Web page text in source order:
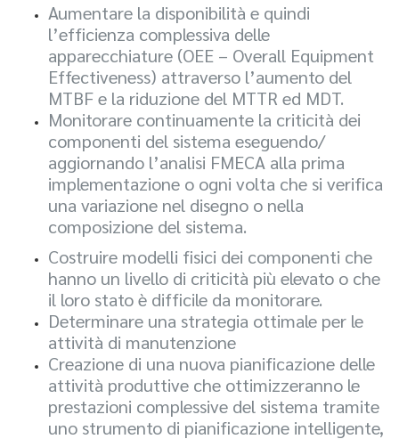
Aumentare la disponibilità e quindi
l’efficienza complessiva delle
apparecchiature (OEE – Overall Equipment
Effectiveness) attraverso l’aumento del
MTBF e la riduzione del MTTR ed MDT.
Monitorare continuamente la criticità dei
componenti del sistema eseguendo/
aggiornando l’analisi FMECA alla prima
implementazione o ogni volta che si verifica
una variazione nel disegno o nella
composizione del sistema.
Costruire modelli fisici dei componenti che
hanno un livello di criticità più elevato o che
il loro stato è difficile da monitorare.
Determinare una strategia ottimale per le
attività di manutenzione
Creazione di una nuova pianificazione delle
attività produttive che ottimizzeranno le
prestazioni complessive del sistema tramite
uno strumento di pianificazione intelligente,